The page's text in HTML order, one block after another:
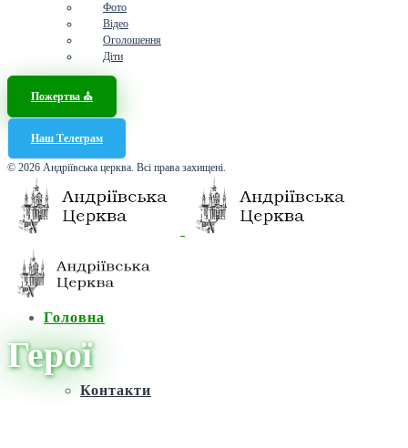
Фото
Відео
Оголошення
Діти
Пожертва ⛪️
Наш Телеграм
© 2026 Андріївська церква. Всі права захищені.
Головна
Контакти
Герої